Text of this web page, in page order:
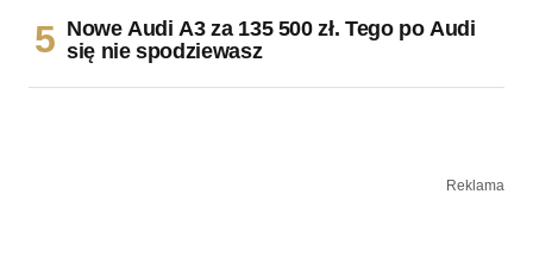
Nowe Audi A3 za 135 500 zł. Tego po Audi
się nie spodziewasz
Reklama